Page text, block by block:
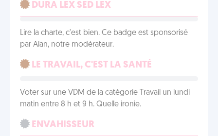
DURA LEX SED LEX
Lire la charte, c'est bien. Ce badge est sponsorisé
par Alan, notre modérateur.
LE TRAVAIL, C'EST LA SANTÉ
Voter sur une VDM de la catégorie Travail un lundi
matin entre 8 h et 9 h. Quelle ironie.
ENVAHISSEUR